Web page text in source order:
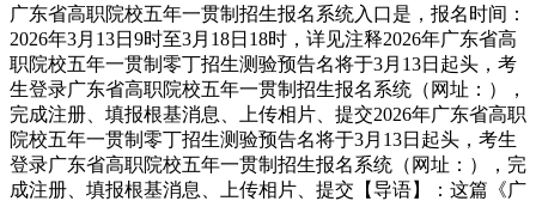
广东省高职院校五年一贯制招生报名系统入口是，报名时间：
2026年3月13日9时至3月18日18时，详见注释2026年广东省高
职院校五年一贯制零丁招生测验预告名将于3月13日起头，考
生登录广东省高职院校五年一贯制招生报名系统（网址：），
完成注册、填报根基消息、上传相片、提交2026年广东省高职
院校五年一贯制零丁招生测验预告名将于3月13日起头，考生
登录广东省高职院校五年一贯制招生报名系统（网址：），完
成注册、填报根基消息、上传相片、提交【导语】：这篇《广